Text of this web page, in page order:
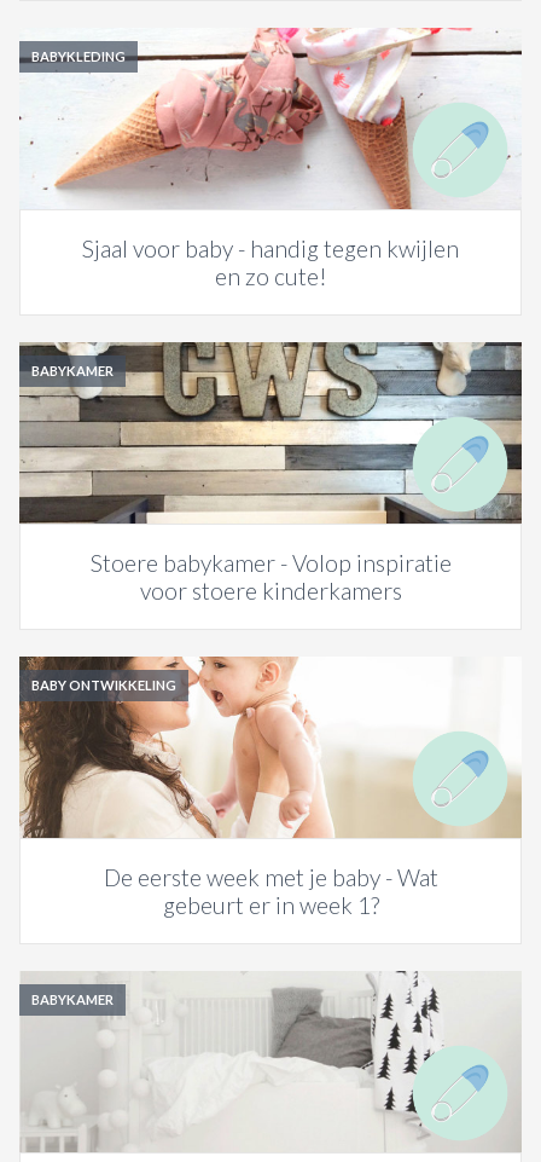
BABYKLEDING
Sjaal voor baby - handig tegen kwijlen
en zo cute!
BABYKAMER
Stoere babykamer - Volop inspiratie
voor stoere kinderkamers
BABY ONTWIKKELING
De eerste week met je baby - Wat
gebeurt er in week 1?
BABYKAMER